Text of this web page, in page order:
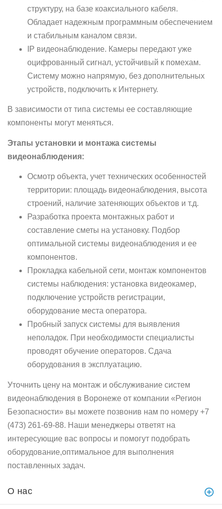
структуру, на базе коаксиального кабеля.
Обладает надежным программным обеспечением
и стабильным каналом связи.
IP видеонаблюдение. Камеры передают уже
оцифрованный сигнал, устойчивый к помехам.
Систему можно напрямую, без дополнительных
устройств, подключить к Интернету.
В зависимости от типа системы ее составляющие
компоненты могут меняться.
Этапы установки и монтажа системы
видеонаблюдения:
Осмотр объекта, учет технических особенностей
территории: площадь видеонаблюдения, высота
строений, наличие затеняющих объектов и т.д.
Разработка проекта монтажных работ и
составление сметы на установку. Подбор
оптимальной системы видеонаблюдения и ее
компонентов.
Прокладка кабельной сети, монтаж компонентов
системы наблюдения: установка видеокамер,
подключение устройств регистрации,
оборудование места оператора.
Пробный запуск системы для выявления
неполадок. При необходимости специалисты
проводят обучение операторов. Сдача
оборудования в эксплуатацию.
Уточнить цену на монтаж и обслуживание систем
видеонаблюдения в Воронеже от компании «Регион
Безопасности» вы можете позвонив нам по номеру +7
(473) 261-69-88. Наши менеджеры ответят на
интересующие вас вопросы и помогут подобрать
оборудование,оптимальное для выполнения
поставленных задач.
О нас